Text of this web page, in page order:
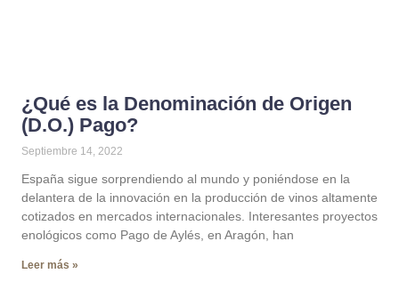
¿Qué es la Denominación de Origen
(D.O.) Pago?
Septiembre 14, 2022
España sigue sorprendiendo al mundo y poniéndose en la
delantera de la innovación en la producción de vinos altamente
cotizados en mercados internacionales. Interesantes proyectos
enológicos como Pago de Aylés, en Aragón, han
Leer más »